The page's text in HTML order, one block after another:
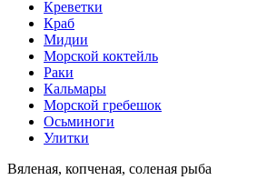
Креветки
Краб
Мидии
Морской коктейль
Раки
Кальмары
Морской гребешок
Осьминоги
Улитки
Вяленая, копченая, соленая рыба